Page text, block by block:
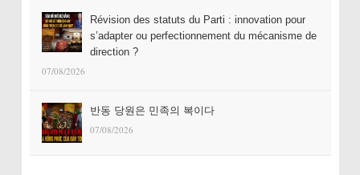
Révision des statuts du Parti : innovation pour
s’adapter ou perfectionnement du mécanisme de
direction ?
07/08/2026
반동 당원은 민족의 복이다
07/08/2026